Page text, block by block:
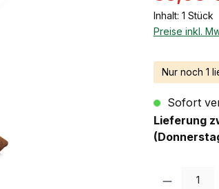
Inhalt: 1 Stück
Preise inkl.
Nur noch 1
Sofort
Lieferung
Produkt